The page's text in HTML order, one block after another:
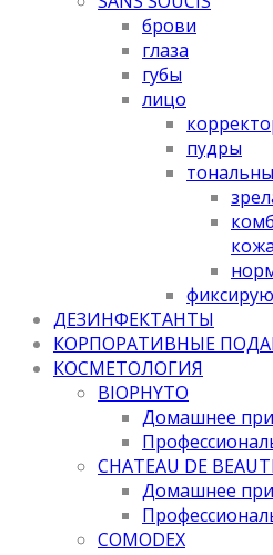
брови
глаза
губы
лицо
пудры
кожа
ДЕЗИНФЕКТАНТЫ
КОРПОРАТИВНЫЕ
КОСМЕТОЛОГИЯ
BIOPHYTO
Домашнее
CHATEAU DE
Домашнее
COMODEX